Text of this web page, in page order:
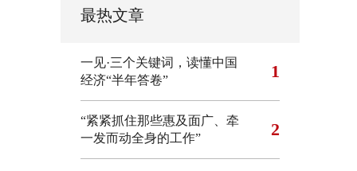
最热文章
一见·三个关键词，读懂中国
经济“半年答卷”
1
“紧紧抓住那些惠及面广、牵
一发而动全身的工作”
2